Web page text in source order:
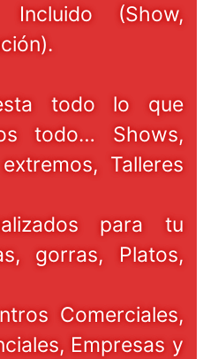
(Show,
todo lo que
todo… Shows,
Talleres
para tu
gorras, Platos,
Comerciales,
Empresas y